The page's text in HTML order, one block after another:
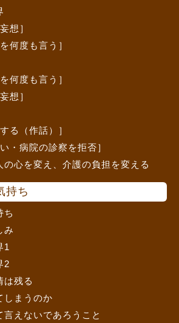
想］
何度も言う］
何度も言う］
想］
る（作話）］
・病院の診察を拒否］
の心を変え、介護の負担を変える
持ち
ち
み
1
2
は残る
しまうのか
えないであろうこと